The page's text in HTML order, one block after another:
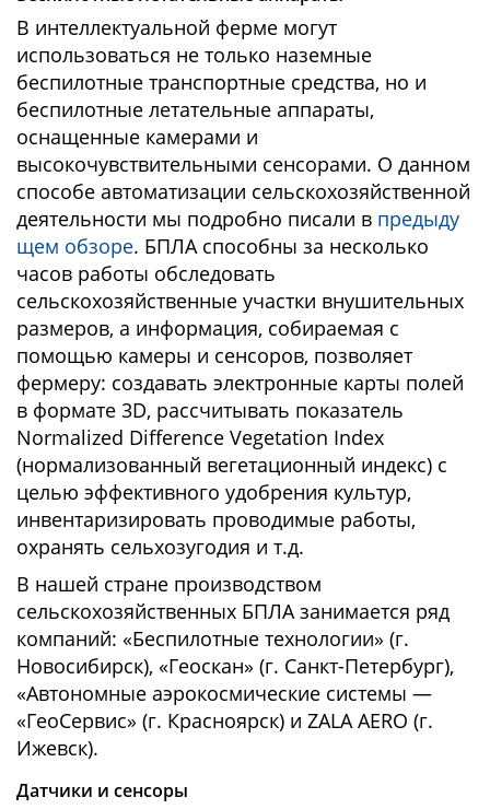
В интеллектуальной ферме могут
использоваться не только наземные
беспилотные транспортные средства, но и
беспилотные летательные аппараты,
оснащенные камерами и
высокочувствительными сенсорами. О данном
способе автоматизации сельскохозяйственной
деятельности мы подробно писали в предыду
щем обзоре. БПЛА способны за несколько
часов работы обследовать
сельскохозяйственные участки внушительных
размеров, а информация, собираемая с
помощью камеры и сенсоров, позволяет
фермеру: создавать электронные карты полей
в формате 3D, рассчитывать показатель
Normalized Difference Vegetation Index
(нормализованный вегетационный индекс) с
целью эффективного удобрения культур,
инвентаризировать проводимые работы,
охранять сельхозугодия и т.д.
В нашей стране производством
сельскохозяйственных БПЛА занимается ряд
компаний: «Беспилотные технологии» (г.
Новосибирск), «Геоскан» (г. Санкт-Петербург),
«Автономные аэрокосмические системы —
«ГеоСервис» (г. Красноярск) и ZALA AERO (г.
Ижевск).
Датчики и сенсоры